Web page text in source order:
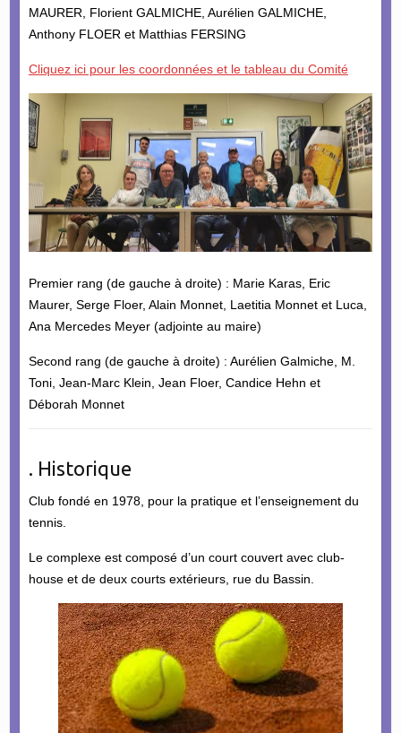
MAURER, Florient GALMICHE, Aurélien GALMICHE,
Anthony FLOER et Matthias FERSING
Cliquez ici pour les coordonnées et le tableau du Comité
Premier rang (de gauche à droite) : Marie Karas, Eric
Maurer, Serge Floer, Alain Monnet, Laetitia Monnet et Luca,
Ana Mercedes Meyer (adjointe au maire)
Second rang (de gauche à droite) : Aurélien Galmiche, M.
Toni, Jean-Marc Klein, Jean Floer, Candice Hehn et
Déborah Monnet
. Historique
Club fondé en 1978, pour la pratique et l’enseignement du
tennis.
Le complexe est composé d’un court couvert avec club-
house et de deux courts extérieurs, rue du Bassin.